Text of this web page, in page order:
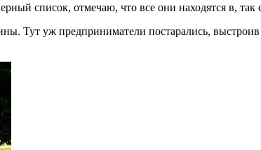
список, отмечаю, что все они находятся в,
Тут уж предприниматели постарались,